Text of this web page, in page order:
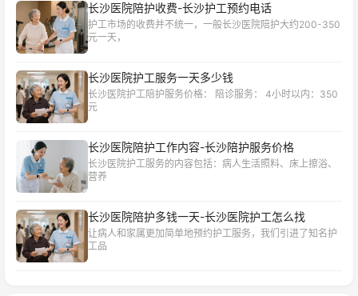
长沙医院陪护收费-长沙护工预约电话
护工市场的收费并不统一，一般长沙医院陪护大约200-350
元一天，
长沙医院护工服务一天多少钱
长沙医院护工陪护服务价格： 陪诊服务： 4小时以内：350
元
长沙医院陪护工作内容-长沙陪护服务价格
长沙医院护工服务的内容包括：病人生活照料、床上擦浴、
营养
长沙医院陪护多钱一天-长沙医院护工怎么找
让病人和家属更加简单地预约护工服务，我们引进了知名护
工品